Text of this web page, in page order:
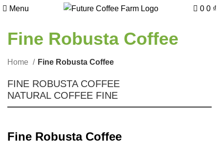
Menu 0 0 ₫
Fine Robusta Coffee
Home Fine Robusta Coffee
FINE ROBUSTA COFFEE
NATURAL COFFEE FINE
Fine Robusta Coffee